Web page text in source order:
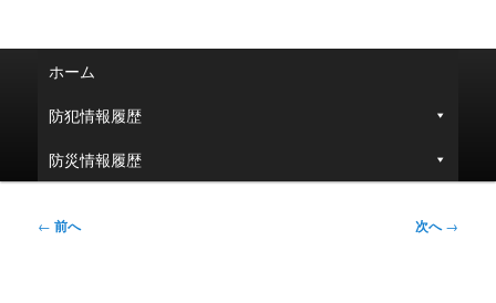
ュ
ホーム
防犯情報履歴
防災情報履歴
投
← 前へ 次へ→